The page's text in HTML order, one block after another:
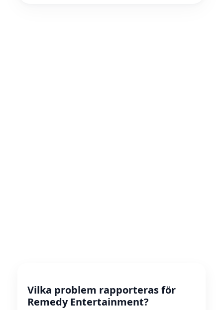
Vilka problem rapporteras för
Remedy Entertainment?